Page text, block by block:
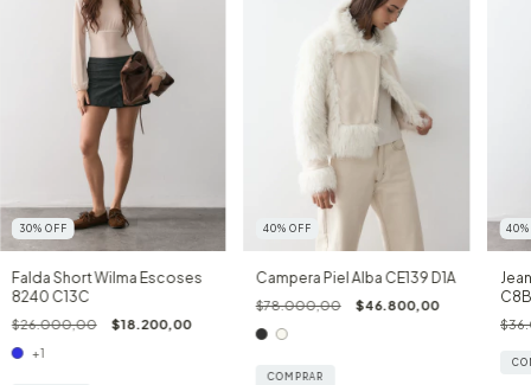
30% OFF
Falda Short Wilma Escoses
8240 C13C
$26.000,00 $18.200,00
+1
40% OFF
Campera Piel Alba CE139 D1A
$78.000,00 $46.800,00
COMPRAR
40
C8B